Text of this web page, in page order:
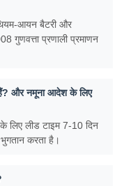
आयन बैटरी और
गुणवत्ता प्रणाली प्रमाणन
और नमूना आदेश के लिए
लिए लीड टाइम 7-10 दिन
करता है।